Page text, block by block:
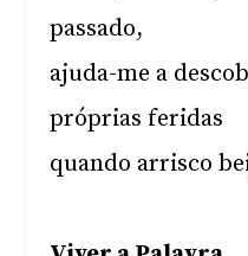
passado,
ajuda-me a
próprias feridas
quando arrisco